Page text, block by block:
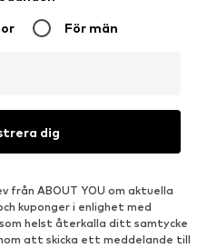
För män
dig
från ABOUT YOU om aktuella
kuponger i enlighet med
som helst återkalla ditt samtycke
att skicka ett meddelande till